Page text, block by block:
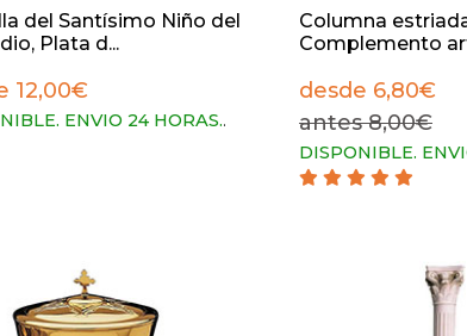
del Santísimo Niño del
Plata d...
12,00€
ENVIO 24 HORAS..
Columna
Complemento
desde 6,80€
antes 8,00€
DISPONIBLE.